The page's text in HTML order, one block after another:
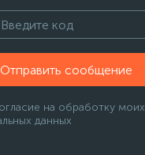
Отправить сообщение
на обработку моих
данных